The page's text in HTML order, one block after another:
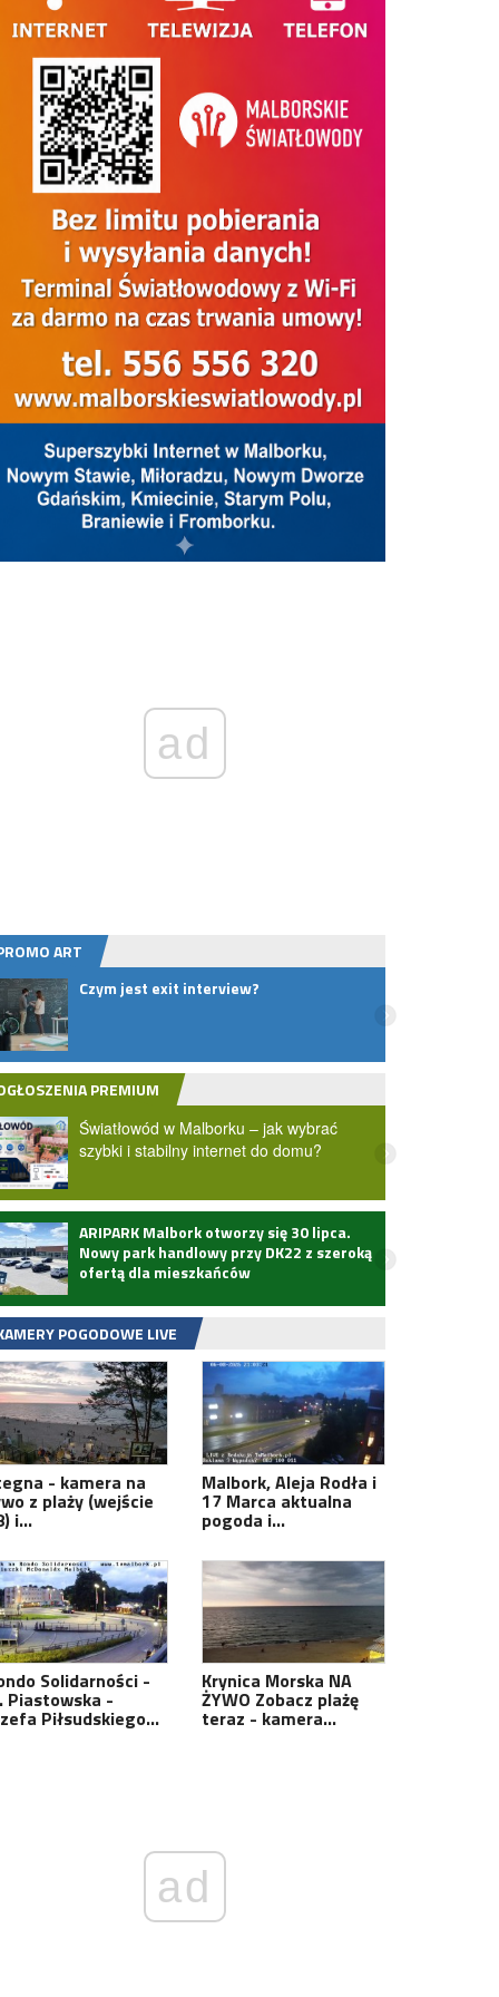
ad
ART
Czym jest exit interview?
PREMIUM
Światłowód w Malborku – jak wybrać
szybki i stabilny internet do domu?
ARIPARK Malbork otworzy się 30 lipca.
Nowy park handlowy przy DK22 z szeroką
ofertą dla mieszkańców
POGODOWE LIVE
- kamera na
z plaży (wejście
i…
Malbork, Aleja Rodła i
17 Marca aktualna
pogoda i…
Solidarności -
Piastowska -
Piłsudskiego…
Krynica Morska NA
ŻYWO Zobacz plażę
teraz - kamera…
ad